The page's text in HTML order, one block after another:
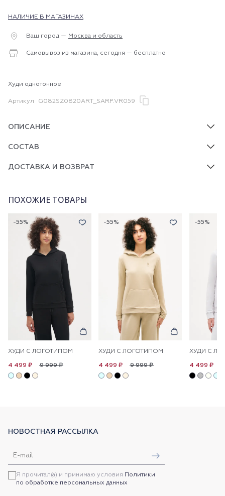
НАЛИЧИЕ В МАГАЗИНАХ
Ваш город — Москва и область
Самовывоз из магазина, сегодня — бесплатно
Худи однотонное
Артикул G082SZ0820ART_SARP.VR059
ОПИСАНИЕ
СОСТАВ
ДОСТАВКА И ВОЗВРАТ
ПОХОЖИЕ ТОВАРЫ
-55%
ХУДИ С ЛОГОТИПОМ
9 999 ₽
4 499 ₽
-55%
ХУДИ С ЛОГОТИПОМ
9 999 ₽
4 499 ₽
-55%
ХУДИ С
4 499 ₽
НОВОСТНАЯ РАССЫЛКА
Я прочитал(а) и принимаю условия Политики
по обработке персональных данных